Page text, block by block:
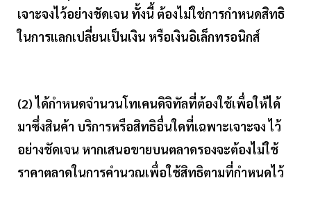
เจาะจงไว้อย่างชัดเจน ทั้งนี้ ต้องไม่ใช่การกำหนดสิทธิ
ในการแลกเปลี่ยนเป็นเงิน หรือเงินอิเล็กทรอนิกส์
(2) ได้กำหนดจำนวนโทเคนดิจิทัลที่ต้องใช้เพื่อให้ได้
มาซึ่งสินค้า บริการหรือสิทธิอื่นใดที่เฉพาะเจาะจง ไว้
อย่างชัดเจน หากเสนอขายบนตลาดรองจะต้องไม่ใช้
ราคาตลาดในการคำนวณเพื่อใช้สิทธิตามที่กำหนดไว้